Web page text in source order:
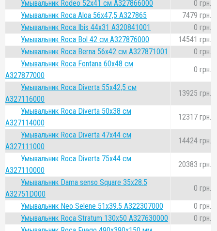
Умывальник Rodeo 52x41 cм A327866000
0 грн.
Умывальник Roca Aloa 56x47,5 A327865
7479 грн.
Умывальник Roca Ibis 44x31 A320841001
0 грн.
Умывальник Roca Bol 42 см A327876000
14541 грн.
Умывальник Roca Berna 56x42 см A327871001
0 грн.
Умывальник Roca Fontana 60x48 см
A327877000
0 грн.
Умывальник Roca Diverta 55x42,5 см
A327116000
13925 грн.
Умывальник Roca Diverta 50x38 см
A327114000
12317 грн.
Умывальник Roca Diverta 47x44 см
A327111000
14424 грн.
Умывальник Roca Diverta 75x44 см
A327110000
20383 грн.
Умывальник Dama senso Square 35x28.5
A32751D000
0 грн.
Умывальник Neo Selene 51x39.5 A322307000
0 грн.
Умывальник Roca Stratum 130x50 A327630000
0 грн.